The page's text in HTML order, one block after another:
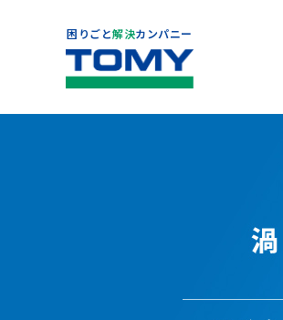
困りごと解決カンパニー